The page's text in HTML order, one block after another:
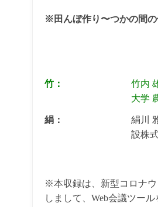
※田んぼ作り〜つかの間
竹：
竹内
大学
絹：
絹川
設株
※本収録は、新型コロナ
しまして、Web会議ツー